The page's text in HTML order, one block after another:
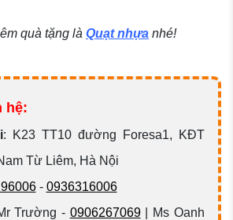
quà tặng là Quạt nhựa nhé!
hệ:
:
K23 TT10 đường Foresa1, KĐT
Từ Liêm, Hà Nội
- 0936316006
Trường - 0906267069| Ms Oanh